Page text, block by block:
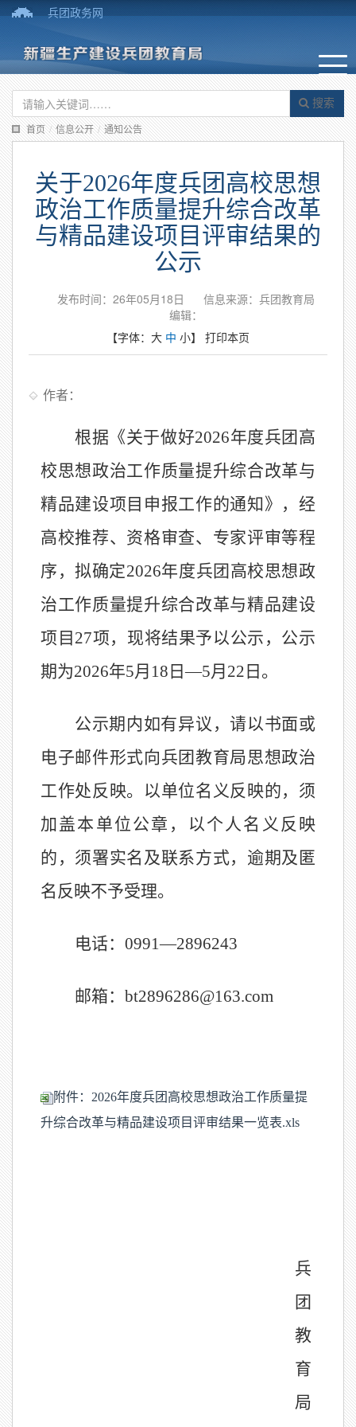
兵团政务网
搜索
首页 / 信息公开 / 通知公告
关于2026年度兵团高校思想
政治工作质量提升综合改革
与精品建设项目评审结果的
公示
发布时间：26年05月18日
信息来源：兵团教育局
编辑：
【字体： 大 中 小】 打印本页
作者：
根据《关于做好2026年度兵团高
校思想政治工作质量提升综合改革与
精品建设项目申报工作的通知》，经
高校推荐、资格审查、专家评审等程
序，拟确定2026年度兵团高校思想政
治工作质量提升综合改革与精品建设
项目 27项， 现将结果予以公示，公示
期为2026年5月 18 日—5月 22 日。
公示期内如有异议，请以书面或
电子邮件形式向兵团教育局思想政治
工作处反映。以单位名义反映的，须
加盖本单位公章，以个人名义反映
的，须署实名及联系方式，逾期及匿
名反映不予受理。
电话： 0991—2896243
邮箱： bt2896286@163.com
附件：2026年度兵团高校思想政治工作质量提
升综合改革与精品建设项目评审结果一览表.xls
兵
团
教
育
局